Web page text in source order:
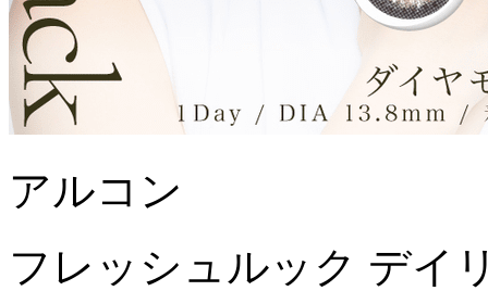
アルコン
フレッシュルック デイ